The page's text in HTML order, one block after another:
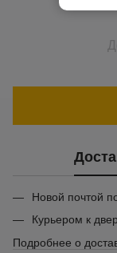
Новой почтой
Курьером к
Подробнее о